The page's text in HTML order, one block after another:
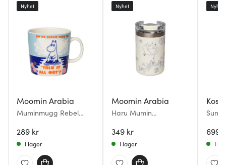
Moomin Arabia
Muminmugg Rebel
289 kr
Nyhet
I lager
Moomin Arabia
Haru Mumin
vit/blå
349 kr
Nyhet
I lager
699
Nyhet
I